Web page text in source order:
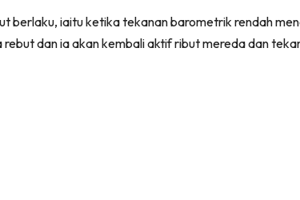
berlaku, iaitu ketika tekanan barometrik rendah
dan ia akan kembali aktif ribut mereda dan